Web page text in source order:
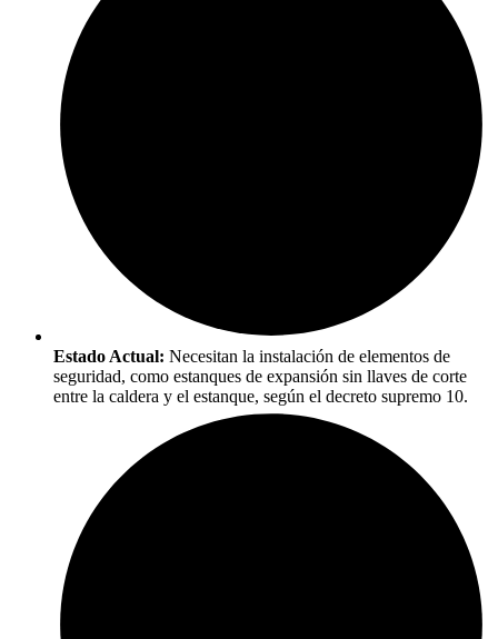
Estado Actual: Necesitan la instalación de elementos de
seguridad, como estanques de expansión sin llaves de corte
entre la caldera y el estanque, según el decreto supremo 10.